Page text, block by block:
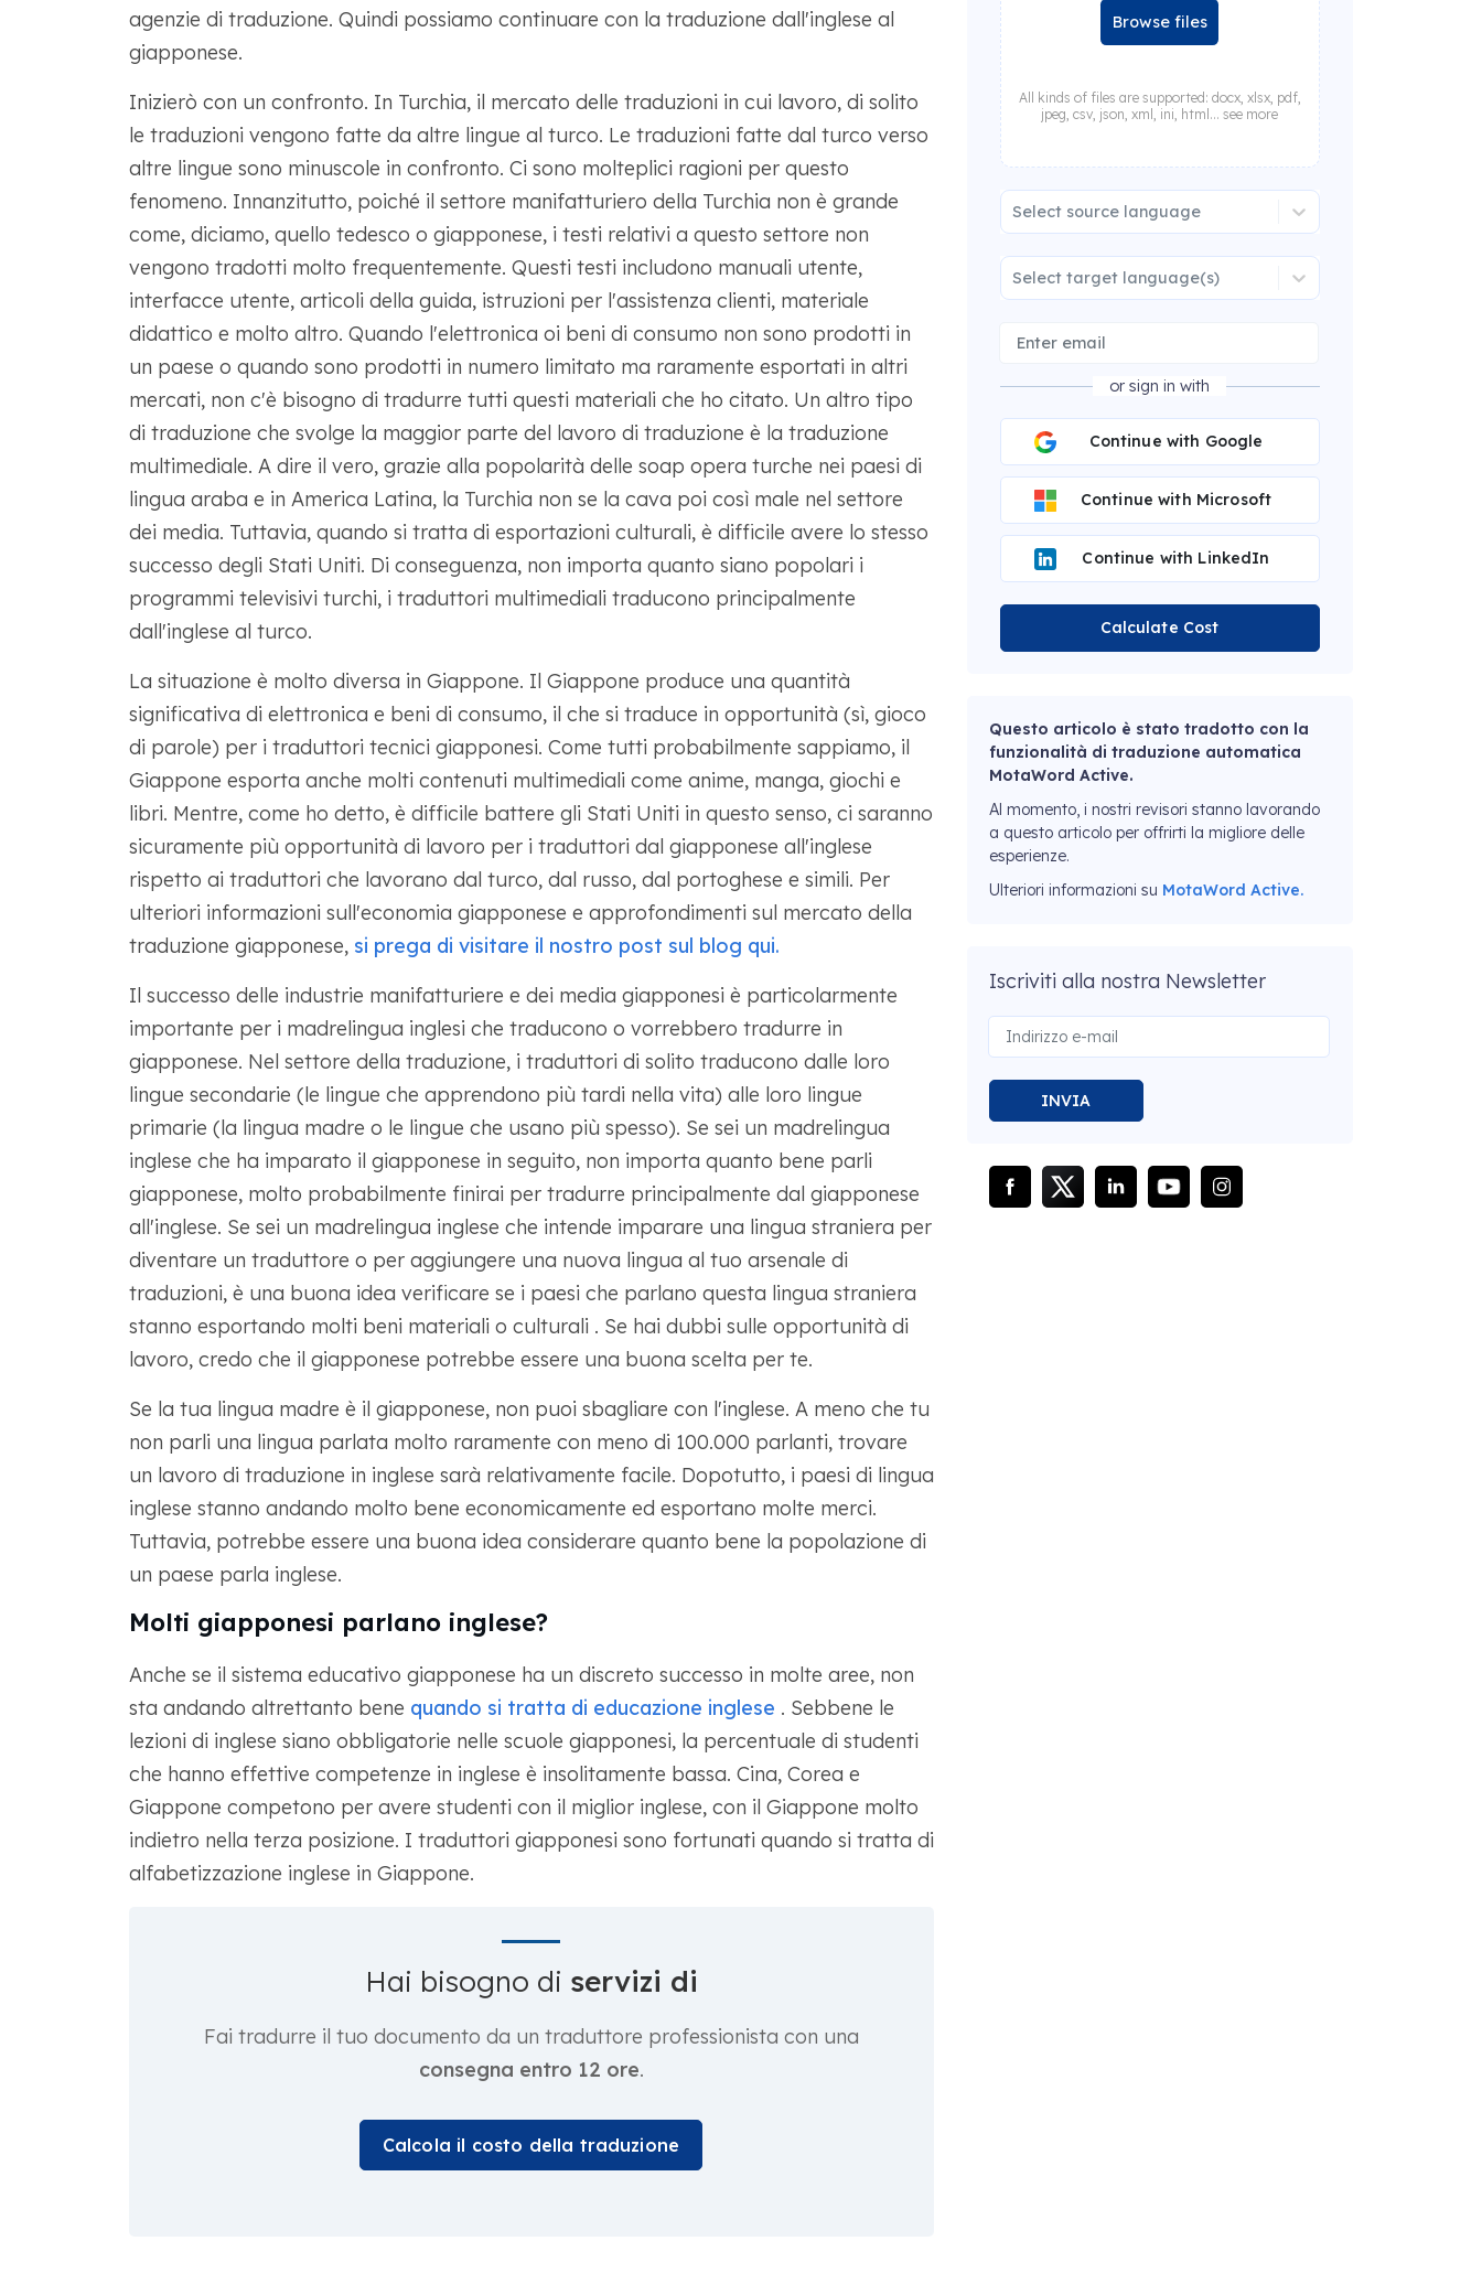
agenzie di traduzione. Quindi possiamo continuare con la traduzione dall'inglese al
giapponese.
Inizierò con un confronto. In Turchia, il mercato delle traduzioni in cui lavoro, di solito
le traduzioni vengono fatte da altre lingue al turco. Le traduzioni fatte dal turco verso
altre lingue sono minuscole in confronto. Ci sono molteplici ragioni per questo
fenomeno. Innanzitutto, poiché il settore manifatturiero della Turchia non è grande
come, diciamo, quello tedesco o giapponese, i testi relativi a questo settore non
vengono tradotti molto frequentemente. Questi testi includono manuali utente,
interfacce utente, articoli della guida, istruzioni per l'assistenza clienti, materiale
didattico e molto altro. Quando l'elettronica oi beni di consumo non sono prodotti in
un paese o quando sono prodotti in numero limitato ma raramente esportati in altri
mercati, non c'è bisogno di tradurre tutti questi materiali che ho citato. Un altro tipo
di traduzione che svolge la maggior parte del lavoro di traduzione è la traduzione
multimediale. A dire il vero, grazie alla popolarità delle soap opera turche nei paesi di
lingua araba e in America Latina, la Turchia non se la cava poi così male nel settore
dei media. Tuttavia, quando si tratta di esportazioni culturali, è difficile avere lo stesso
successo degli Stati Uniti. Di conseguenza, non importa quanto siano popolari i
programmi televisivi turchi, i traduttori multimediali traducono principalmente
dall'inglese al turco.
La situazione è molto diversa in Giappone. Il Giappone produce una quantità
significativa di elettronica e beni di consumo, il che si traduce in opportunità (sì, gioco
di parole) per i traduttori tecnici giapponesi. Come tutti probabilmente sappiamo, il
Giappone esporta anche molti contenuti multimediali come anime, manga, giochi e
libri. Mentre, come ho detto, è difficile battere gli Stati Uniti in questo senso, ci saranno
sicuramente più opportunità di lavoro per i traduttori dal giapponese all'inglese
rispetto ai traduttori che lavorano dal turco, dal russo, dal portoghese e simili. Per
ulteriori informazioni sull'economia giapponese e approfondimenti sul mercato della
traduzione giapponese,si prega di visitare il nostro post sul blog qui.
Il successo delle industrie manifatturiere e dei media giapponesi è particolarmente
importante per i madrelingua inglesi che traducono o vorrebbero tradurre in
giapponese. Nel settore della traduzione, i traduttori di solito traducono dalle loro
lingue secondarie (le lingue che apprendono più tardi nella vita) alle loro lingue
primarie (la lingua madre o le lingue che usano più spesso). Se sei un madrelingua
inglese che ha imparato il giapponese in seguito, non importa quanto bene parli
giapponese, molto probabilmente finirai per tradurre principalmente dal giapponese
all'inglese. Se sei un madrelingua inglese che intende imparare una lingua straniera per
diventare un traduttore o per aggiungere una nuova lingua al tuo arsenale di
traduzioni, è una buona idea verificare se i paesi che parlano questa lingua straniera
stanno esportando molti beni materiali o culturali . Se hai dubbi sulle opportunità di
lavoro, credo che il giapponese potrebbe essere una buona scelta per te.
Se la tua lingua madre è il giapponese, non puoi sbagliare con l'inglese. A meno che tu
non parli una lingua parlata molto raramente con meno di 100.000 parlanti, trovare
un lavoro di traduzione in inglese sarà relativamente facile. Dopotutto, i paesi di lingua
inglese stanno andando molto bene economicamente ed esportano molte merci.
Tuttavia, potrebbe essere una buona idea considerare quanto bene la popolazione di
un paese parla inglese.
Molti giapponesi parlano inglese?
Anche se il sistema educativo giapponese ha un discreto successo in molte aree, non
sta andando altrettanto bene quando si tratta di educazione inglese . Sebbene le
lezioni di inglese siano obbligatorie nelle scuole giapponesi, la percentuale di studenti
che hanno effettive competenze in inglese è insolitamente bassa. Cina, Corea e
Giappone competono per avere studenti con il miglior inglese, con il Giappone molto
indietro nella terza posizione. I traduttori giapponesi sono fortunati quando si tratta di
alfabetizzazione inglese in Giappone.
Hai bisogno di servizi di
Fai tradurre il tuo documento da un traduttore professionista con una
consegna entro 12 ore.
Calcola il costo della traduzione
Browse files
All kinds of files are supported: docx, xlsx, pdf,
jpeg, csv, json, xml, ini, html... see more
Select source language
Select target language(s)
or sign in with
Continue with Google
Continue with Microsoft
Continue with LinkedIn
Calculate Cost
Questo articolo è stato tradotto con la
funzionalità di traduzione automatica
MotaWord Active.
Al momento, i nostri revisori stanno lavorando
a questo articolo per offrirti la migliore delle
esperienze.
Ulteriori informazioni su MotaWord Active.
Iscriviti alla nostra Newsletter
INVIA